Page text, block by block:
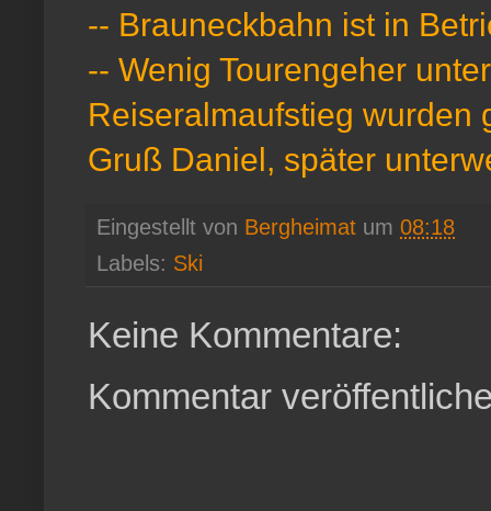
-- Brauneckbahn ist in
-- Wenig Tourengeher
Reiseralmaufstieg wurden
Gruß Daniel, später
Eingestellt von Bergheimat um 08:18
Labels: Ski
Keine Kommentare:
Kommentar